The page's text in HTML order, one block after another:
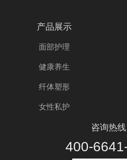
产品展示
面部护理
健康养生
纤体塑形
女性私护
咨询热线
400-